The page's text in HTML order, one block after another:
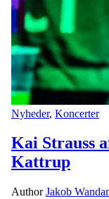
Nyheder, Koncerter
Kai Strauss
Kattrup
AuthorJakob